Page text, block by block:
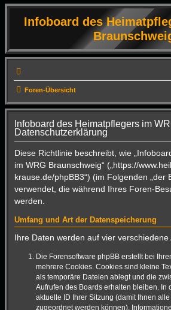
Infoboard des
Foren-Übersicht
Infoboard des Heimatpflegers im
Datenschutzerklärung
Diese Richtlinie beschreibt, wie
im WRG Braunschweig“ („https://
krause.de/phpBB3“) (im Folgenden „der
verwendet, die während Ihres Foren-
werden.
Umfang und Art der Datenspeicherung
Ihre Daten werden auf vier verschiedene
Die Forensoftware phpBB erstellt bei
mehrere Cookies. Cookies sind kleine
als temporäre Dateien ablegt und die
Aufrufen des Boards erhalten bleiben. In
aktuelle ID Ihrer Sitzung (damit Ihnen
zugeordnet werden können),